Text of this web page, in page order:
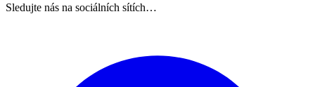
Sledujte nás na sociálních sítích…